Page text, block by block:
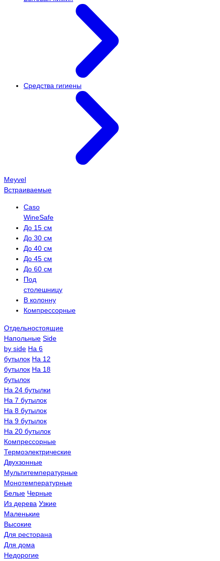
Средства гигиены
Meyvel
Встраиваемые
Caso
WineSafe
До 15 см
До 30 см
До 40 см
До 45 см
До 60 см
Под
столешницу
В колонну
Компрессорные
Отдельностоящие
Напольные Side
by side На 6
бутылок На 12
бутылок На 18
бутылок
На 24 бутылки
На 7 бутылок
На 8 бутылок
На 9 бутылок
На 20 бутылок
Компрессорные
Термоэлектрические
Двухзонные
Мультитемпературные
Монотемпературные
Белые Черные
Из дерева Узкие
Маленькие
Высокие
Для ресторана
Для дома
Недорогие